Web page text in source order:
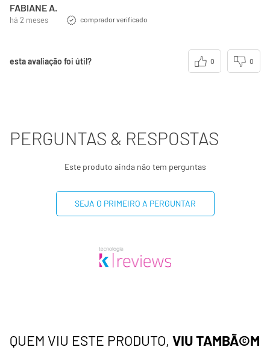
FABIANE A.
há 2 meses comprador verificado
esta avaliação foi útil? 0 0
PERGUNTAS & RESPOSTAS
Este produto ainda não tem perguntas
SEJA O PRIMEIRO A PERGUNTAR
QUEM VIU ESTE PRODUTO, VIU TAMBÃ©M